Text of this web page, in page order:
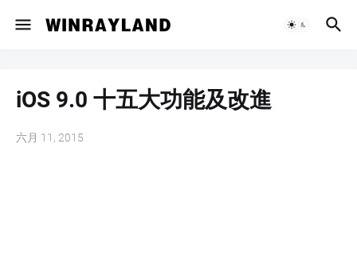
iOS 9.0 十五大功能及改進
六月 11, 2015